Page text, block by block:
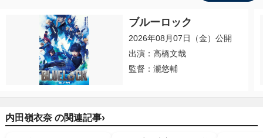
ブルーロック
2026年08月07日（金）公開
出演：高橋文哉
監督：瀧悠輔
内田嶺衣奈 の関連記事›